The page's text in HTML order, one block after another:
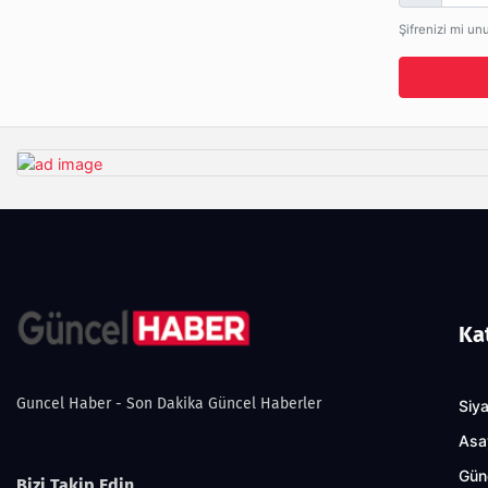
Şifrenizi mi
Guncel Haber - Son Dakika Güncel Haberler